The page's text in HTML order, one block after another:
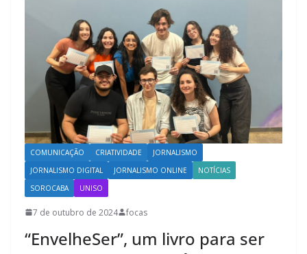
COMUNICAÇÃO CRIATIVIDADE
JORNALISMO
JORNALISMO DIGITAL
JORNALISMO ONLINE
NOTÍCIAS
SOROCABA
UNISO
7 de outubro de 2024 focas
“EnvelheSer”, um livro para ser